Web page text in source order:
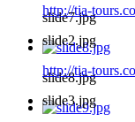
slide7.jpg
slide8.jpg
http://tia-
slide2.jpg
http://tia-
slide3.jpg